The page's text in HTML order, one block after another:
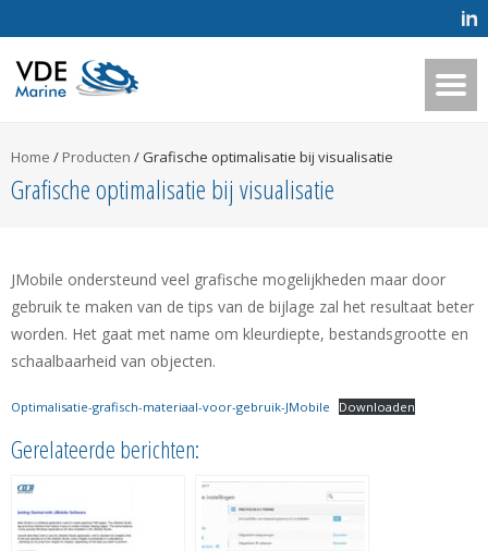
Home / Producten / Grafische optimalisatie bij visualisatie
Grafische optimalisatie bij visualisatie
JMobile ondersteund veel grafische mogelijkheden maar door
gebruik te maken van de tips van de bijlage zal het resultaat beter
worden. Het gaat met name om kleurdiepte, bestandsgrootte en
schaalbaarheid van objecten.
Optimalisatie-grafisch-materiaal-voor-gebruik-JMobile Downloaden
Gerelateerde berichten: